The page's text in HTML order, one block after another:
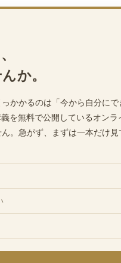
か。
かかるのは「今から自分にで
を無料で公開しているオンラ
。急がず、まずは一本だけ